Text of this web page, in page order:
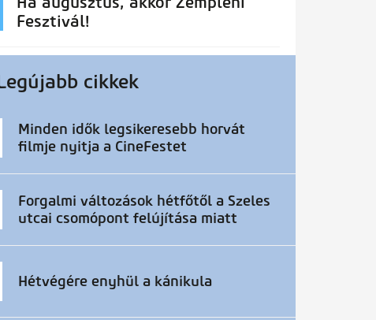
Fesztivál!
cikkek
Minden idők legsikeresebb horvát
filmje nyitja a CineFestet
Forgalmi változások hétfőtől a Szeles
utcai csomópont felújítása miatt
Hétvégére enyhül a kánikula